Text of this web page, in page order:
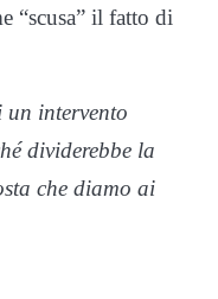
“scusa” il fatto di
un intervento
dividerebbe la
che diamo ai